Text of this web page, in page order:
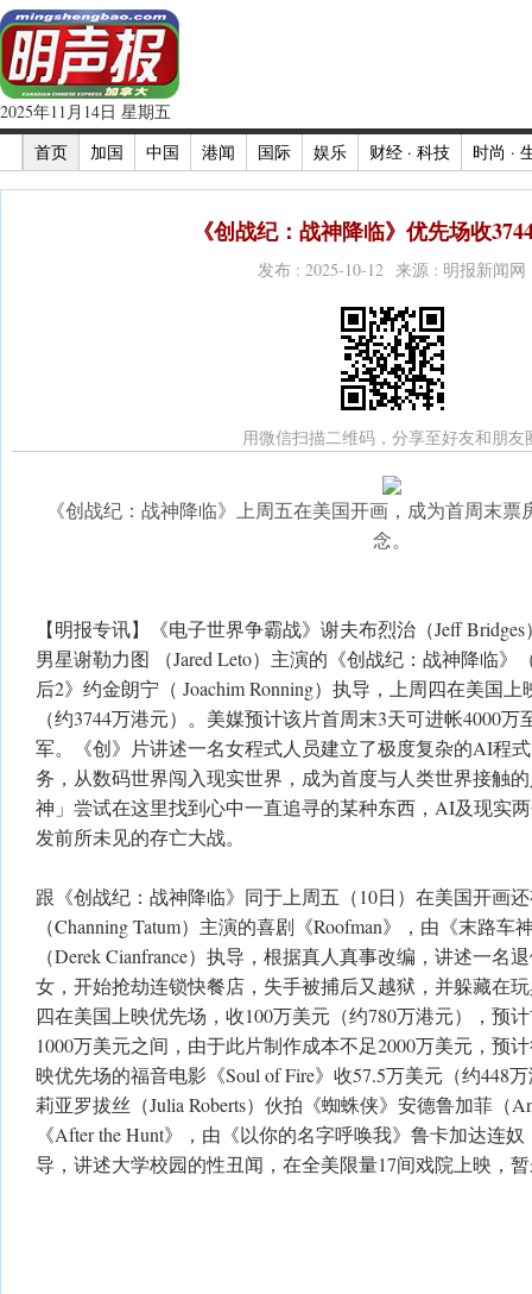
2025年11月14日 星期五
首页
加国 中国 港闻 国际 娱乐 财经 · 科技 时尚 ·
《创战纪：战神降临》优先场收
发布 : 2025-10-12 来源 : 明报新闻网
用微信扫描二维码，分享至好友和朋友
《创战纪：战神降临》上周五在美国开画，成为首周末票
念。
【明报专讯】《电子世界争霸战》谢夫布烈治（Jeff
男星谢勒力图 （Jared Leto）主演的《创战纪：战神降临》
后2》约金朗宁（ Joachim Ronning）执导，上周四在美国
（约3744万港元）。美媒预计该片首周末3天可进帐4000
军。《创》片讲述一名女程式人员建立了极度复杂的AI程
务，从数码世界闯入现实世界，成为首度与人类世界接触
神」尝试在这里找到心中一直追寻的某种东西，AI及现实
发前所未见的存亡大战。
跟《创战纪：战神降临》同于上周五（10日）在美国开画
（Channing Tatum）主演的喜剧《Roofman》，由《末路
（Derek Cianfrance）执导，根据真人真事改编，讲述一名
女，开始抢劫连锁快餐店，失手被捕后又越狱，并躲藏在
四在美国上映优先场，收100万美元（约780万港元），预
1000万美元之间，由于此片制作成本不足2000万美元，预
映优先场的福音电影《Soul of Fire》收57.5万美元（约448
莉亚罗拔丝（Julia Roberts）伙拍《蜘蛛侠》安德鲁加菲（
《After the Hunt》，由《以你的名字呼唤我》鲁卡加达连奴
导，讲述大学校园的性丑闻，在全美限量17间戏院上映，